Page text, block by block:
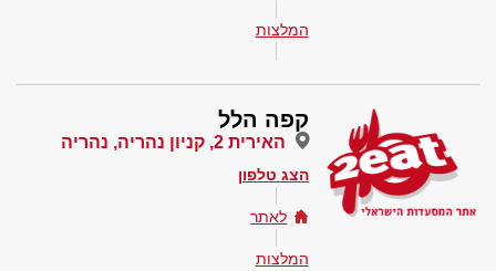
המלצות
קפה הלל
האירית 2, קניון נהריה, נהריה
הצג טלפון
לאתר
המלצות